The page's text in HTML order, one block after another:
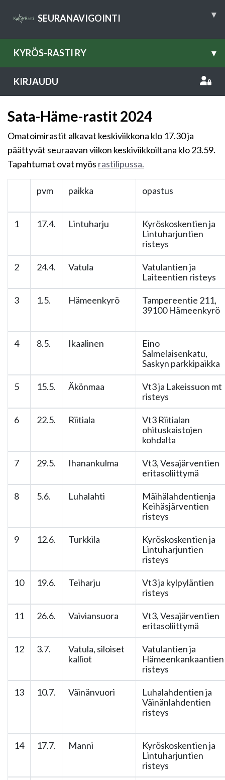
SEURANAVIGOINTI ▾
KYRÖS-RASTI RY ▾
KIRJAUDU
Sata-Häme-rastit 2024
Omatoimirastit alkavat keskiviikkona klo 17.30 ja
päättyvät seuraavan viikon keskiviikkoiltana klo 23.59.
Tapahtumat ovat myös rastilipussa.
pvm paikka opastus
1 17.4. Lintuharju
Kyröskoskentien ja
Lintuharjuntien
risteys
2 24.4. Vatula
Vatulantien ja
Laiteentien risteys
3 1.5. Hämeenkyrö
Tampereentie 211,
39100 Hämeenkyrö
4 8.5. Ikaalinen
Eino
Salmelaisenkatu,
Saskyn parkkipaikka
5 15.5. Äkönmaa
Vt3 ja Lakeissuon mt
risteys
6 22.5. Riitiala
Vt3 Riitialan
ohituskaistojen
kohdalta
7 29.5. Ihanankulma
Vt3, Vesajärventien
eritasoliittymä
8 5.6. Luhalahti
Mäihälahdentienja
Keihäsjärventien
risteys
9 12.6. Turkkila
Kyröskoskentien ja
Lintuharjuntien
risteys
10 19.6. Teiharju
Vt3 ja kylpyläntien
risteys
11 26.6. Vaiviansuora
Vt3, Vesajärventien
eritasoliittymä
12 3.7.
Vatula, siloiset
kalliot
Vatulantien ja
Hämeenkankaantien
risteys
13 10.7. Väinänvuori
Luhalahdentien ja
Väinänlahdentien
risteys
14 17.7. Manni
Kyröskoskentien ja
Lintuharjuntien
risteys